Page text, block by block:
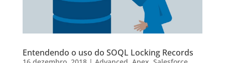
Entendendo o uso do SOQL Locking Records